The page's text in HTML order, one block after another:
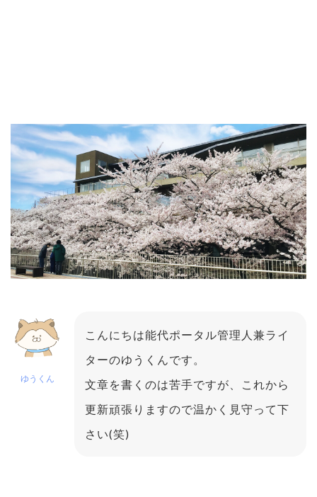
ゆうくん
こんにちは能代ポータル管理人兼ライ
ターのゆうくんです。
文章を書くのは苦手ですが、これから
更新頑張りますので温かく見守って下
さい(笑)